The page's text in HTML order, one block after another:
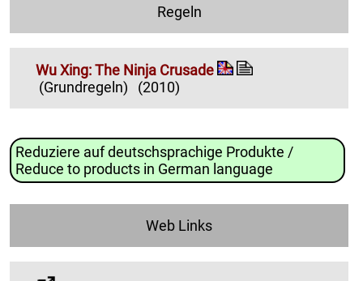
Regeln
Wu Xing: The Ninja Crusade
(Grundregeln)
(2010)
Reduziere auf deutschsprachige Produkte /
Reduce to products in German language
Web Links